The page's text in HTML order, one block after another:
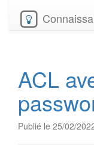
ACL
Publié le 25/02/